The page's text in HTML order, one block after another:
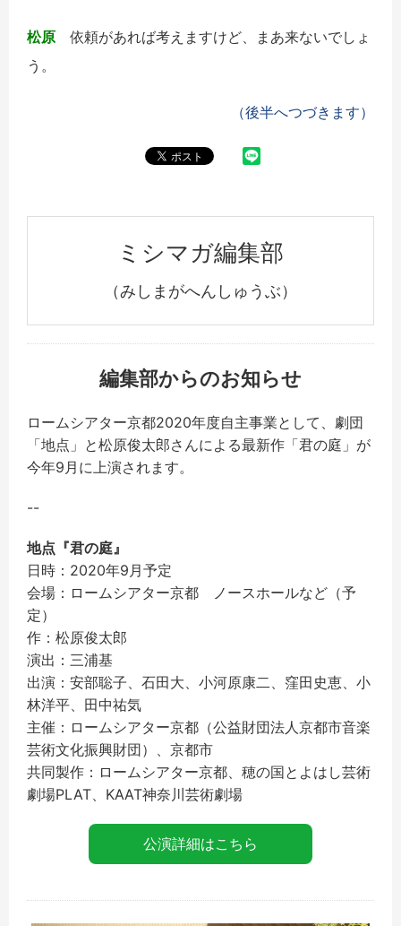
松原 依頼があれば考えますけど、まあ来ないでしょ
う。
（後半へつづきます）
ミシマガ編集部
（みしまがへんしゅうぶ）
編集部からのお知らせ
ロームシアター京都2020年度自主事業として、劇団
「地点」と松原俊太郎さんによる最新作「君の庭」が
今年9月に上演されます。
--
地点『君の庭』
日時：2020年9月予定
会場：ロームシアター京都 ノースホールなど（予
定）
作：松原俊太郎
演出：三浦基
出演：安部聡子、石田大、小河原康二、窪田史恵、小
林洋平、田中祐気
主催：ロームシアター京都（公益財団法人京都市音楽
芸術文化振興財団）、京都市
共同製作：ロームシアター京都、穂の国とよはし芸術
劇場PLAT、KAAT神奈川芸術劇場
公演詳細はこちら